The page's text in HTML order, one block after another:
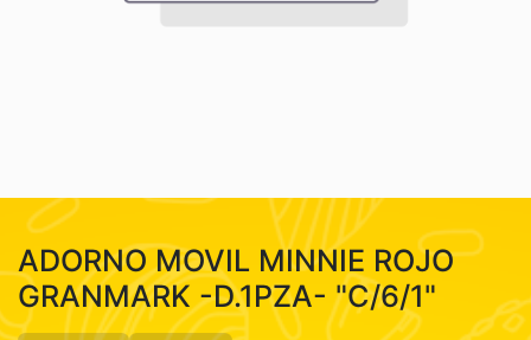
ADORNO MOVIL MINNIE ROJO
GRANMARK -D.1PZA- "C/6/1"